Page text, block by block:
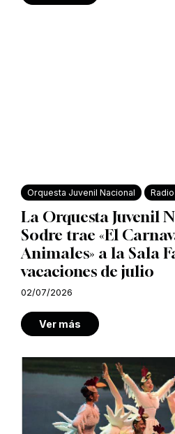
Orquesta Juvenil Nacional
La Orquesta Juvenil
Sodre trae «El
Animales» a la Sala
vacaciones de julio
02/07/2026
Ver más